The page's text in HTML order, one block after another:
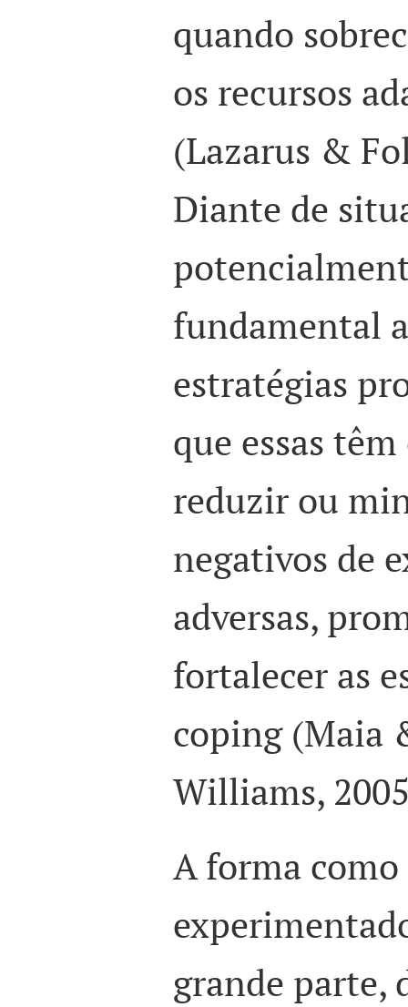
quando
os recursos
(Lazarus &
Diante de
fundamental
estratégias
que essas
reduzir ou
negativos de
adversas,
fortalecer as
coping(Maia
Williams,
A forma como
grande parte,